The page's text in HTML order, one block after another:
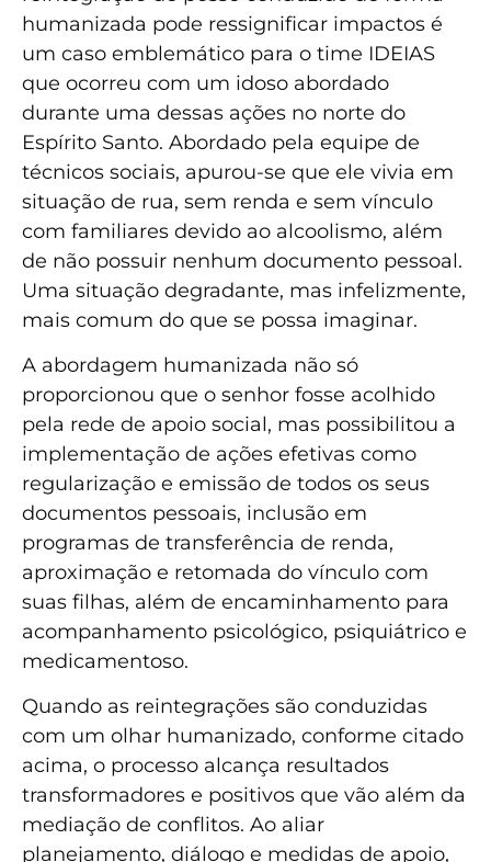
humanizada pode ressignificar impactos é
um caso emblemático para o time IDEIAS
que ocorreu com um idoso abordado
durante uma dessas ações no norte do
Espírito Santo. Abordado pela equipe de
técnicos sociais, apurou-se que ele vivia em
situação de rua, sem renda e sem vínculo
com familiares devido ao alcoolismo, além
de não possuir nenhum documento pessoal.
Uma situação degradante, mas infelizmente,
mais comum do que se possa imaginar.
A abordagem humanizada não só
proporcionou que o senhor fosse acolhido
pela rede de apoio social, mas possibilitou a
implementação de ações efetivas como
regularização e emissão de todos os seus
documentos pessoais, inclusão em
programas de transferência de renda,
aproximação e retomada do vínculo com
suas filhas, além de encaminhamento para
acompanhamento psicológico, psiquiátrico e
medicamentoso.
Quando as reintegrações são conduzidas
com um olhar humanizado, conforme citado
acima, o processo alcança resultados
transformadores e positivos que vão além da
mediação de conflitos. Ao aliar
planejamento, diálogo e medidas de apoio,